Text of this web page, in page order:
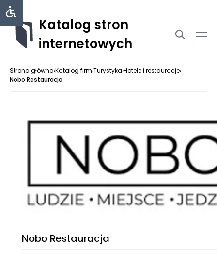
Katalog stron
internetowych
Strona główna›Katalog firm›Turystyka›Hotele i restauracje›
Nobo Restauracja
Nobo Restauracja